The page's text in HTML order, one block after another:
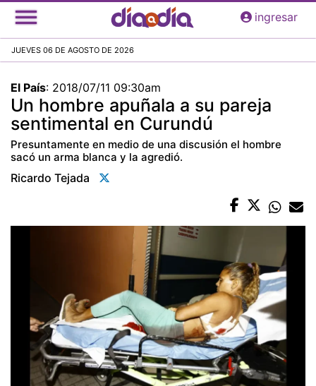
Pasar
al
principal
ingresar
JUEVES 06 DE AGOSTO DE 2026
El País: 2018/07/11 09:30am
Un hombre apuñala a su pareja
sentimental en Curundú
Presuntamente en medio de una discusión el hombre
sacó un arma blanca y la agredió.
Ricardo Tejada